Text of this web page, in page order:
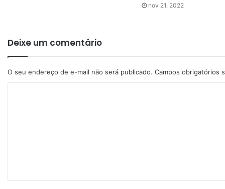
nov 21, 2022
Deixe um comentário
O seu endereço de e-mail não será publicado. Campos obrigatórios